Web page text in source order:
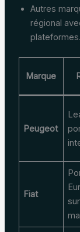
Autres
régional
plateformes.
Marque
Peugeot
Fiat